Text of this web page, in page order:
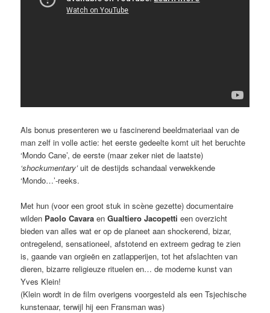
Als bonus presenteren we u fascinerend beeldmateriaal van de
man zelf in volle actie: het eerste gedeelte komt uit het beruchte
‘Mondo Cane’, de eerste (maar zeker niet de laatste)
‘shockumentary’uit de destijds schandaal verwekkende
‘Mondo…’-reeks.
Met hun (voor een groot stuk in scène gezette) documentaire
wilden Paolo Cavara enGualtiero Jacopettieen overzicht
bieden van alles wat er op de planeet aan shockerend, bizar,
ontregelend, sensationeel, afstotend en extreem gedrag te zien
is, gaande van orgieën en zatlapperijen, tot het afslachten van
dieren, bizarre religieuze rituelen en… de moderne kunst van
Yves Klein!
(Klein wordt in de film overigens voorgesteld als een Tsjechische
kunstenaar, terwijl hij een Fransman was)